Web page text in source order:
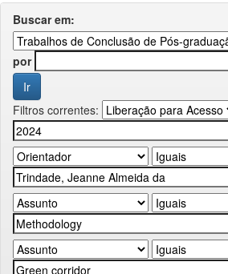
Buscar em:
por
Filtros correntes: